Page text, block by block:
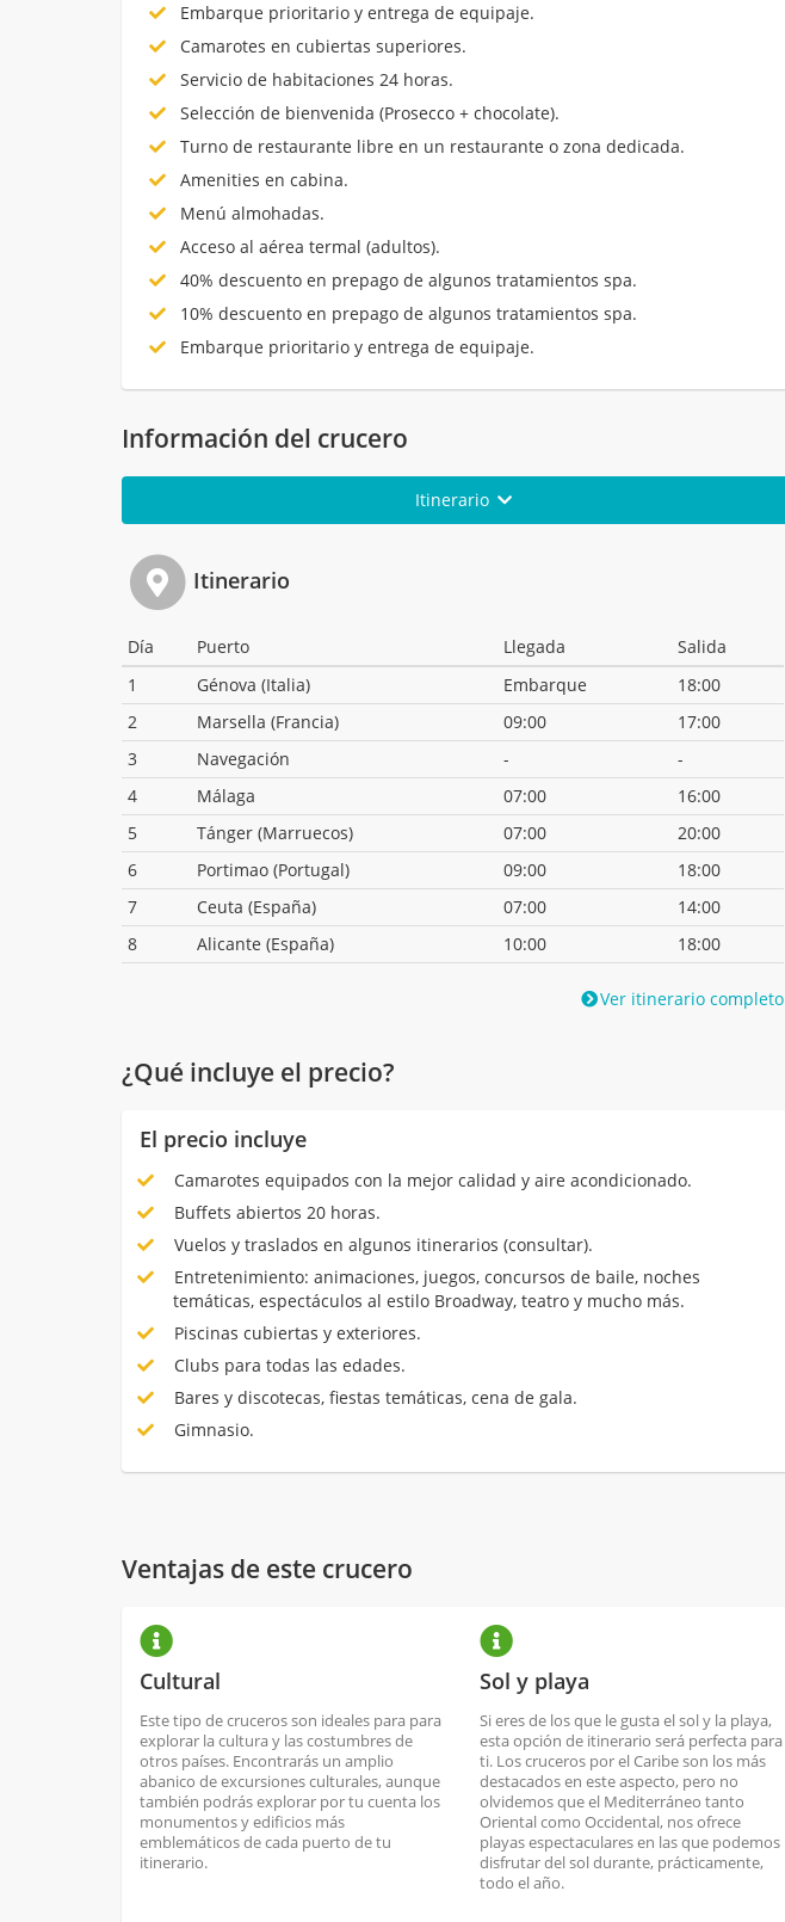
Embarque prioritario y entrega de equipaje.
Camarotes en cubiertas superiores.
Servicio de habitaciones 24 horas.
Selección de bienvenida (Prosecco + chocolate).
Turno de restaurante libre en un restaurante o zona dedicada.
Amenities en cabina.
Menú almohadas.
Acceso al aérea termal (adultos).
40% descuento en prepago de algunos tratamientos spa.
10% descuento en prepago de algunos tratamientos spa.
Embarque prioritario y entrega de equipaje.
Información del crucero
Itinerario
Itinerario
Día Puerto Llegada
Salida
1
Génova (Italia) Embarque
18:00
2
Marsella (Francia) 09:00
17:00
3
Navegación -
-
4
Málaga 07:00
16:00
5
Tánger (Marruecos) 07:00
20:00
6
Portimao (Portugal) 09:00
18:00
7
Ceuta (España) 07:00
14:00
8
Alicante (España) 10:00 18:00
Ver itinerario completo
¿Qué incluye el precio?
El precio incluye
Camarotes equipados con la mejor calidad y aire acondicionado.
Buffets abiertos 20 horas.
Vuelos y traslados en algunos itinerarios (consultar).
Entretenimiento: animaciones, juegos, concursos de baile, noches
temáticas, espectáculos al estilo Broadway, teatro y mucho más.
Piscinas cubiertas y exteriores.
Clubs para todas las edades.
Bares y discotecas, fiestas temáticas, cena de gala.
Gimnasio.
Ventajas de este crucero
Cultural
Este tipo de cruceros son ideales para para
explorar la cultura y las costumbres de
otros países. Encontrarás un amplio
abanico de excursiones culturales, aunque
también podrás explorar por tu cuenta los
monumentos y edificios más
emblemáticos de cada puerto de tu
itinerario.
Sol y playa
Si eres de los que le gusta el sol y la playa,
esta opción de itinerario será perfecta para
ti. Los cruceros por el Caribe son los más
destacados en este aspecto, pero no
olvidemos que el Mediterráneo tanto
Oriental como Occidental, nos ofrece
playas espectaculares en las que podemos
disfrutar del sol durante, prácticamente,
todo el año.